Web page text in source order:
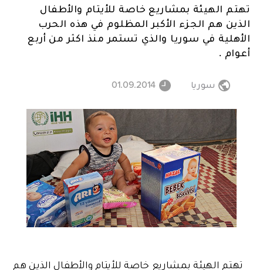
تهتم الهيئة بمشاريع خاصة للأيتام والأطفال
الذين هم الجزء الأكبر المظلوم في هذه الحرب
الأهلية في سوريا والذي تستمر منذ اكثر من أربع
أعوام .
سوريا 01.09.2014
تهتم الهيئة بمشاريع خاصة للأيتام والأطفال الذين هم